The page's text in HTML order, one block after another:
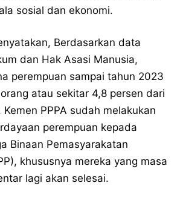
sosial dan ekonomi.
Berdasarkan data
dan Hak Asasi Manusia,
perempuan sampai tahun 2023
atau sekitar 4,8 persen dari
PPPA sudah melakukan
perempuan kepada
Binaan Pemasyarakatan
khususnya mereka yang masa
lagi akan selesai.